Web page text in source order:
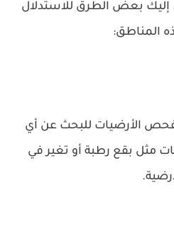
إليك بعض الطرق للاستدلال
المناطق:
الأرضيات للبحث عن أي
مثل بقع رطبة أو تغير في